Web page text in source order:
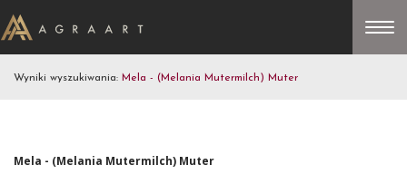
Wyniki wyszukiwania: Mela - (Melania Mutermilch) Muter
Mela - (Melania Mutermilch) Muter